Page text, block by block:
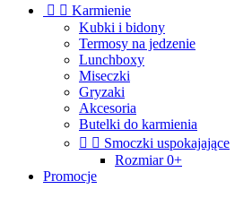
  Karmienie
Kubki i bidony
Termosy na jedzenie
Lunchboxy
Miseczki
Gryzaki
Akcesoria
Butelki do karmienia
  Smoczki uspokajające
Rozmiar 0+
Promocje